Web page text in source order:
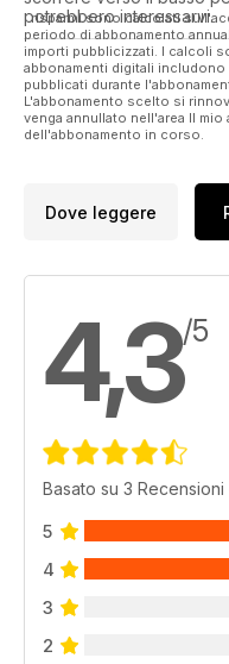
potrebbero interessarvi.
I risparmi sono calcolati
periodo di abbonamento
importi pubblicizzati. I calcoli
abbonamenti digitali
pubblicati durante
L'abbonamento scelto si
venga annullato nell'area Il
dell'abbonamento in corso.
Dove leggere
4,3/5
Basato su 3
5
4
3
2